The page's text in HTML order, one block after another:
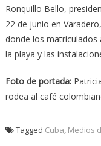
Ronquillo Bello,
22 de junio en
donde los matriculados
la playa y las
Foto de portada:
rodea al café
Tagged Cuba Medios